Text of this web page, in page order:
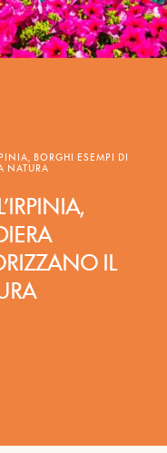
BORGHI ESEMPI DI
NATURA
IL